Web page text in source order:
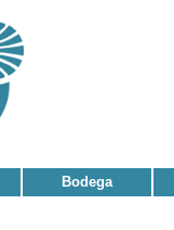
Bodega